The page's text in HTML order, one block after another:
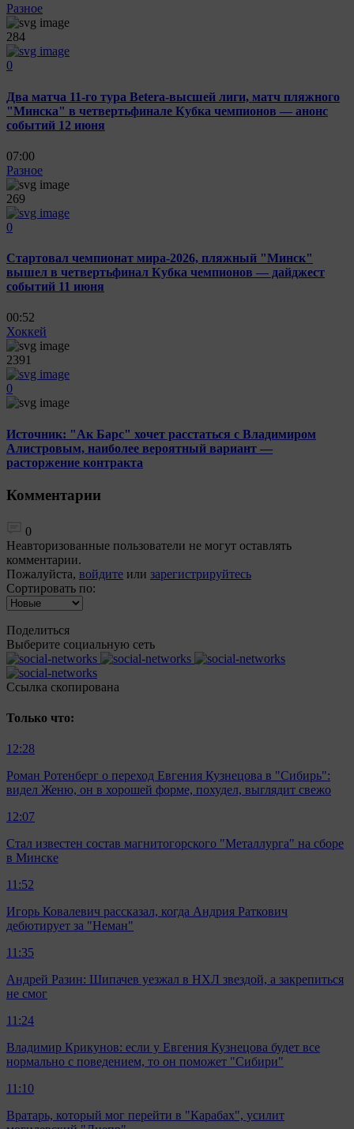
Разное
284
0
Два матча 11-го тура Betera-высшей лиги, матч пляжного
"Минска" в четвертьфинале Кубка чемпионов — анонс
событий 12 июня
07:00
Разное
269
0
Стартовал чемпионат мира-2026, пляжный "Минск"
вышел в четвертьфинал Кубка чемпионов — дайджест
событий 11 июня
00:52
Хоккей
2391
0
Источник: "Ак Барс" хочет расстаться с Владимиром
Алистровым, наиболее вероятный вариант —
расторжение контракта
Комментарии
0
Неавторизованные пользователи не могут оставлять
комментарии.
Пожалуйста, войдите или зарегистрируйтесь
Сортировать по:
Поделиться
Выберите социальную сеть
Ccылка скопирована
Только что:
12:28
Роман Ротенберг о переход Евгения Кузнецова в "Сибирь":
видел Женю, он в хорошей форме, похудел, выглядит свежо
12:07
Стал известен состав магнитогорского "Металлурга" на сборе
в Минске
11:52
Игорь Ковалевич рассказал, когда Андрия Раткович
дебютирует за "Неман"
11:35
Андрей Разин: Шипачев уезжал в НХЛ звездой, а закрепиться
не смог
11:24
Владимир Крикунов: если у Евгения Кузнецова будет все
нормально с поведением, то он поможет "Сибири"
11:10
Вратарь, который мог перейти в "Карабах", усилит